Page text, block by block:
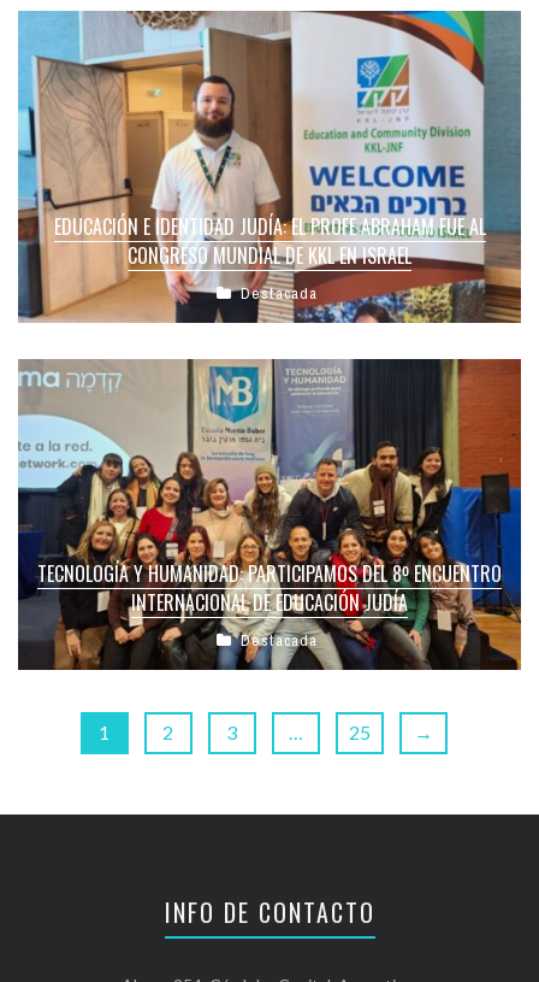
EDUCACIÓN E IDENTIDAD JUDÍA: EL PROFE ABRAHAM FUE AL
CONGRESO MUNDIAL DE KKL EN ISRAEL
Destacada
TECNOLOGÍA Y HUMANIDAD: PARTICIPAMOS DEL 8º ENCUENTRO
INTERNACIONAL DE EDUCACIÓN JUDÍA
Destacada
1 2 3 … 25 →
INFO DE CONTACTO